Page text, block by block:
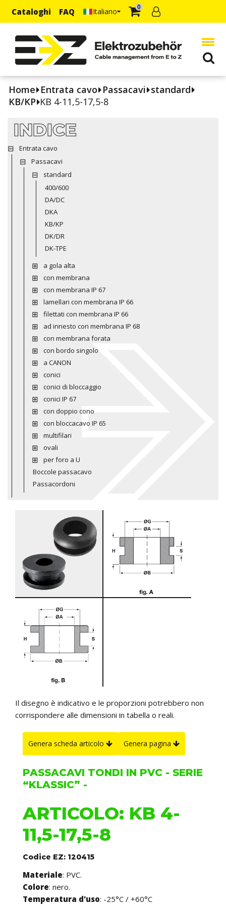
Cataloghi FAQ Italiano 0
Home Entrata cavo Passacavi standard
KB/KP KB 4-11,5-17,5-8
INDICE
Entrata cavo
Passacavi
standard
400/600
DA/DC
DKA
KB/KP
DK/DR
DK-TPE
a gola alta
con membrana
con membrana IP 67
lamellari con membrana IP 66
filettati con membrana IP 66
ad innesto con membrana IP 68
con membrana forata
con bordo singolo
a CANON
conici
conici di bloccaggio
conici IP 67
con doppio cono
con bloccacavo IP 65
multifilari
ovali
per foro a U
Boccole passacavo
Passacordoni
Il disegno è indicativo e le proporzioni potrebbero non
corrispondere alle dimensioni in tabella o reali.
Genera scheda articolo Genera pagina
PASSACAVI TONDI IN PVC - SERIE
“KLASSIC” -
ARTICOLO: KB 4-
11,5-17,5-8
Codice EZ: 120415
Materiale: PVC.
Colore: nero.
Temperatura d'uso: -25°C / +60°C